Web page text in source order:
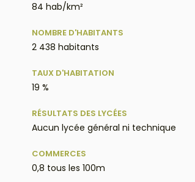
84 hab/km²
NOMBRE D'HABITANTS
2 438 habitants
TAUX D'HABITATION
19 %
RÉSULTATS DES LYCÉES
Aucun lycée général ni technique
COMMERCES
0,8 tous les 100m